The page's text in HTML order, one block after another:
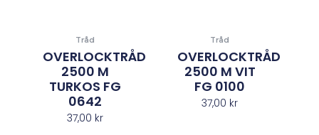
Tråd
OVERLOCKTRÅD
2500 M
TURKOS FG
0642
37,00 kr
Tråd
OVERLOCKTRÅD
2500 M VIT
FG 0100
37,00 kr